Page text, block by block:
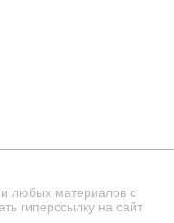
любых материалов с
гиперссылку на сайт